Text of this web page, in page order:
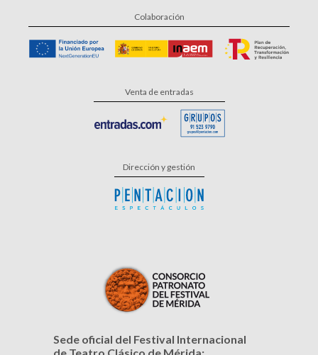
Colaboración
Venta de entradas
Dirección y gestión
Sede oficial del Festival Internacional